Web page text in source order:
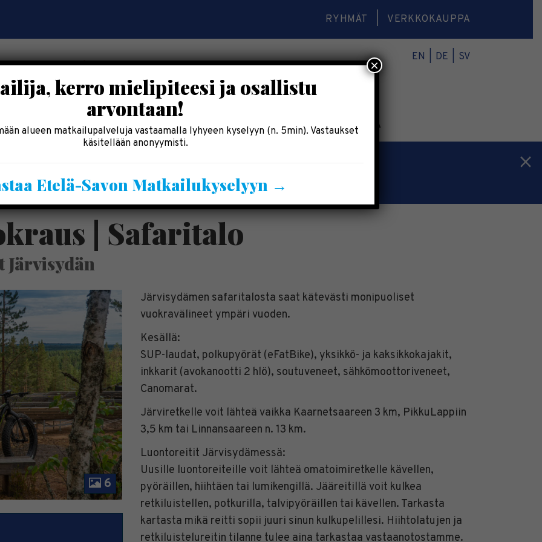
RYHMÄT VERKKOKAUPPA
EN DE SV
SYÖ & SHOPPAILE MAJOITU INFO VERKKOKAUPPA
Saimaalla-kesälehti »
| Safaritalo
Järvisydän
6
Järvisydämen safaritalosta saat kätevästi monipuoliset
vuokravälineet ympäri vuoden.
Kesällä:
SUP-laudat, polkupyörät (eFatBike), yksikkö- ja kaksikkokajakit,
inkkarit (avokanootti 2 hlö), soutuveneet, sähkömoottoriveneet,
Canomarat.
Järviretkelle voit lähteä vaikka Kaarnetsaareen 3 km, PikkuLappiin
3,5 km tai Linnansaareen n. 13 km.
Luontoreitit Järvisydämessä:
Uusille luontoreiteille voit lähteä omatoimiretkelle kävellen,
pyöräillen, hiihtäen tai lumikengillä. Jääreitillä voit kulkea
retkiluistellen, potkurilla, talvipyöräillen tai kävellen. Tarkasta
kartasta mikä reitti sopii juuri sinun kulkupelillesi. Hiihtolatujen ja
retkiluistelureitin tilanne tulee aina tarkastaa vastaanotostamme.
kerro mielipiteesi ja osallistu
arvontaan!
alueen matkailupalveluja vastaamalla lyhyeen kyselyyn (n. 5min). Vastaukset
käsitellään anonyymisti.
Etelä-Savon Matkailukyselyyn →
×